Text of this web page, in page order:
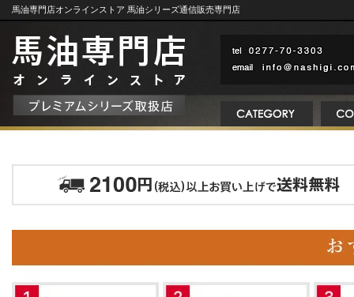
馬油専門店オンラインストア 馬油シリーズ通信販売専門店